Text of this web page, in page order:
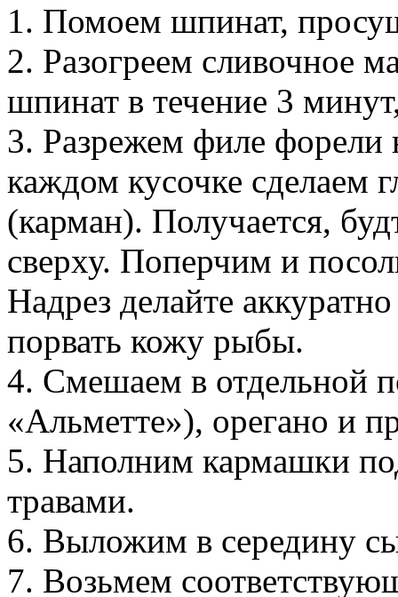
1. Помоем шпинат,
2. Разогреем сливочное
шпинат в течение 3
3. Разрежем филе форели
каждом кусочке сделаем
(карман). Получается,
сверху. Поперчим и
Надрез делайте
порвать кожу рыбы.
4. Смешаем в отдельной
«Альметте»), орегано и
5. Наполним кармашки
травами.
6. Выложим в середину
7. Возьмем